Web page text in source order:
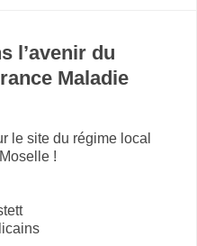
l’avenir du
Maladie
le site du régime local
!